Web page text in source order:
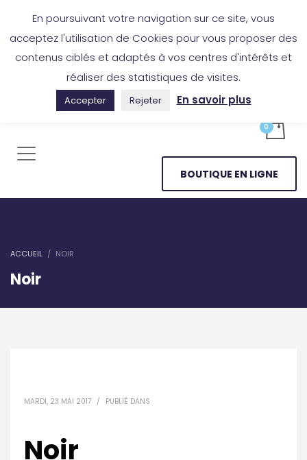
BOUTIQUE EN LIGNE
ACCUEIL NOIR
Noir
MARDI, 23 MAI 2017 / PUBLIÉ DANS
Noir
En poursuivant votre navigation sur ce site, vous
acceptez l'utilisation de Cookies pour vous proposer des
contenus ciblés et adaptés à vos centres d'intérêts et
réaliser des statistiques de visites.
Accepter Rejeter En savoir plus